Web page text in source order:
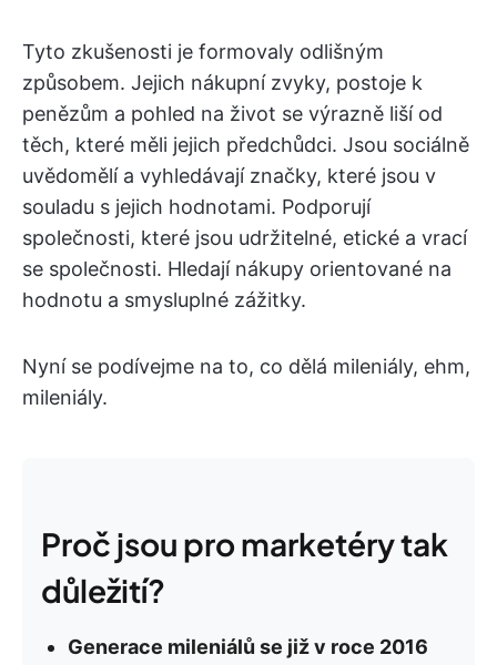
Tyto zkušenosti je formovaly odlišným
způsobem. Jejich nákupní zvyky, postoje k
penězům a pohled na život se výrazně liší od
těch, které měli jejich předchůdci. Jsou sociálně
uvědomělí a vyhledávají značky, které jsou v
souladu s jejich hodnotami. Podporují
společnosti, které jsou udržitelné, etické a vrací
se společnosti. Hledají nákupy orientované na
hodnotu a smysluplné zážitky.
Nyní se podívejme na to, co dělá mileniály, ehm,
mileniály.
Proč jsou pro marketéry tak
důležití?
Generace mileniálů se již v roce 2016